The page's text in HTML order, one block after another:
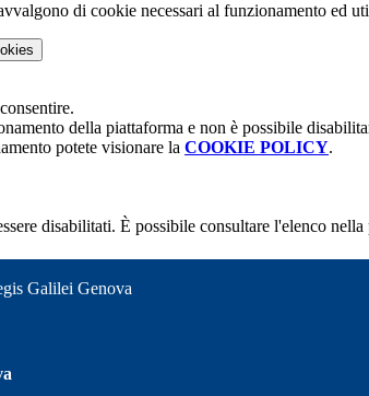
di cookie necessari al funzionamento ed
della piattaforma e non è possibile
potete visionare la COOKIE POLICY.
disabilitati. È possibile consultare l'elenco
Galilei Genova